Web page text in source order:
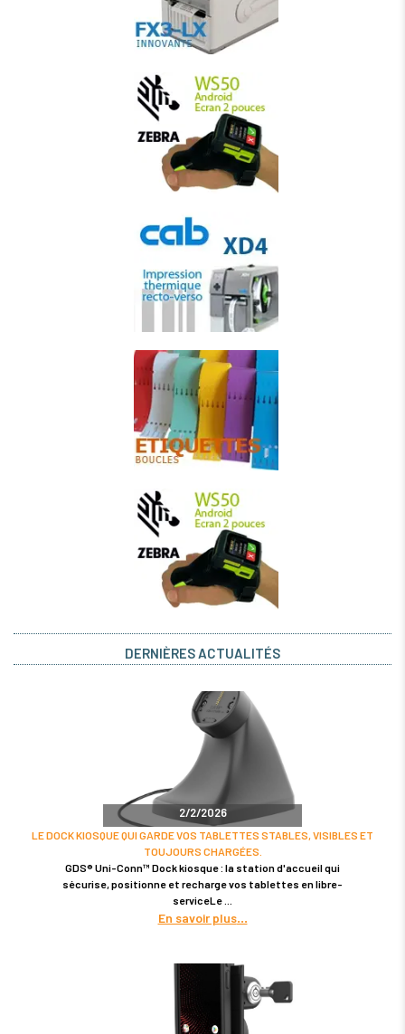
DERNIÈRES ACTUALITÉS
2/2/2026
LE DOCK KIOSQUE QUI GARDE VOS TABLETTES STABLES, VISIBLES ET
TOUJOURS CHARGÉES.
GDS® Uni-Conn™ Dock kiosque : la station d'accueil qui
sécurise, positionne et recharge vos tablettes en libre-
serviceLe
En savoir plus